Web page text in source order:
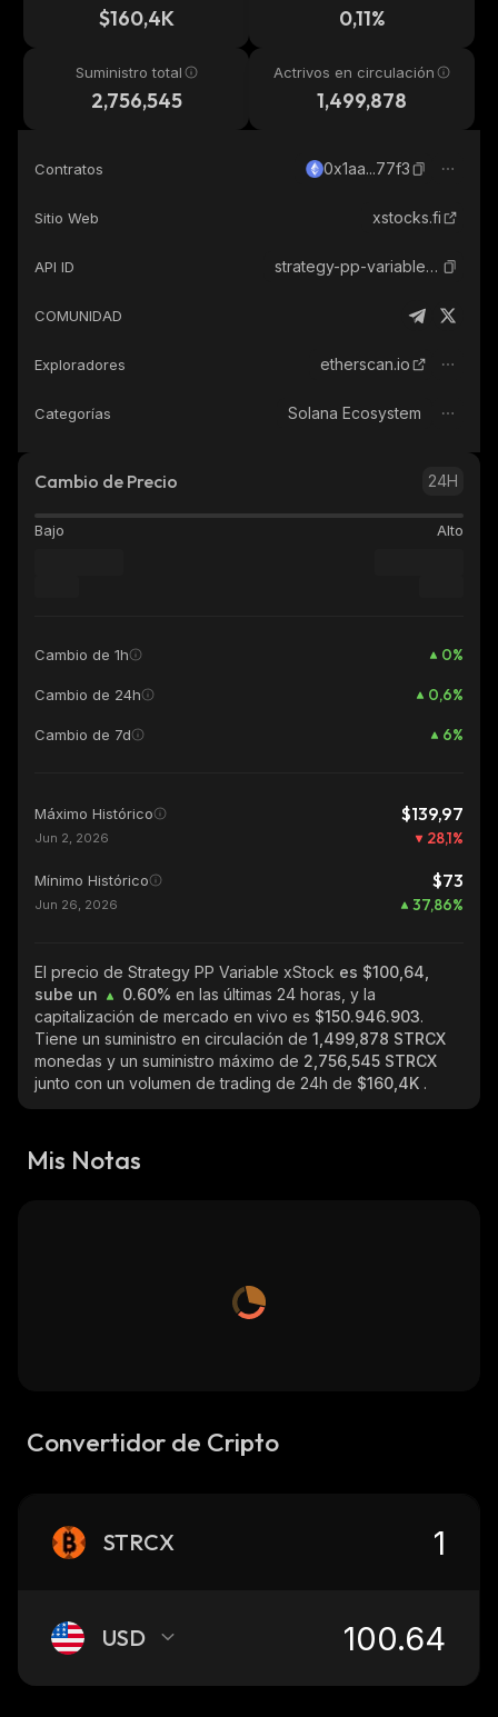
$160,4K 0,11%
Suministro total
2,756,545
Actrivos en circulación
1,499,878
Contratos 0x1aa...77f3
Sitio Web xstocks.fi
API ID strategy-pp-variable-xstock
COMUNIDAD
Exploradores etherscan.io
Categorías Solana Ecosystem
Cambio de Precio 24H
Bajo Alto
Cambio de 1h 0%
Cambio de 24h 0,6%
Cambio de 7d 6%
Máximo Histórico $139,97
Jun 2, 2026 28,1%
Mínimo Histórico $73
Jun 26, 2026 37,86%
El precio de Strategy PP Variable xStock es $100,64,
sube un
0.60% en las últimas 24 horas, y la
capitalización de mercado en vivo es $150.946.903.
Tiene un suministro en circulación de 1,499,878 STRCX
monedas y un suministro máximo de 2,756,545 STRCX
junto con un volumen de trading de 24h de $160,4K .
Mis Notas
Convertidor de Cripto
STRCX
USD